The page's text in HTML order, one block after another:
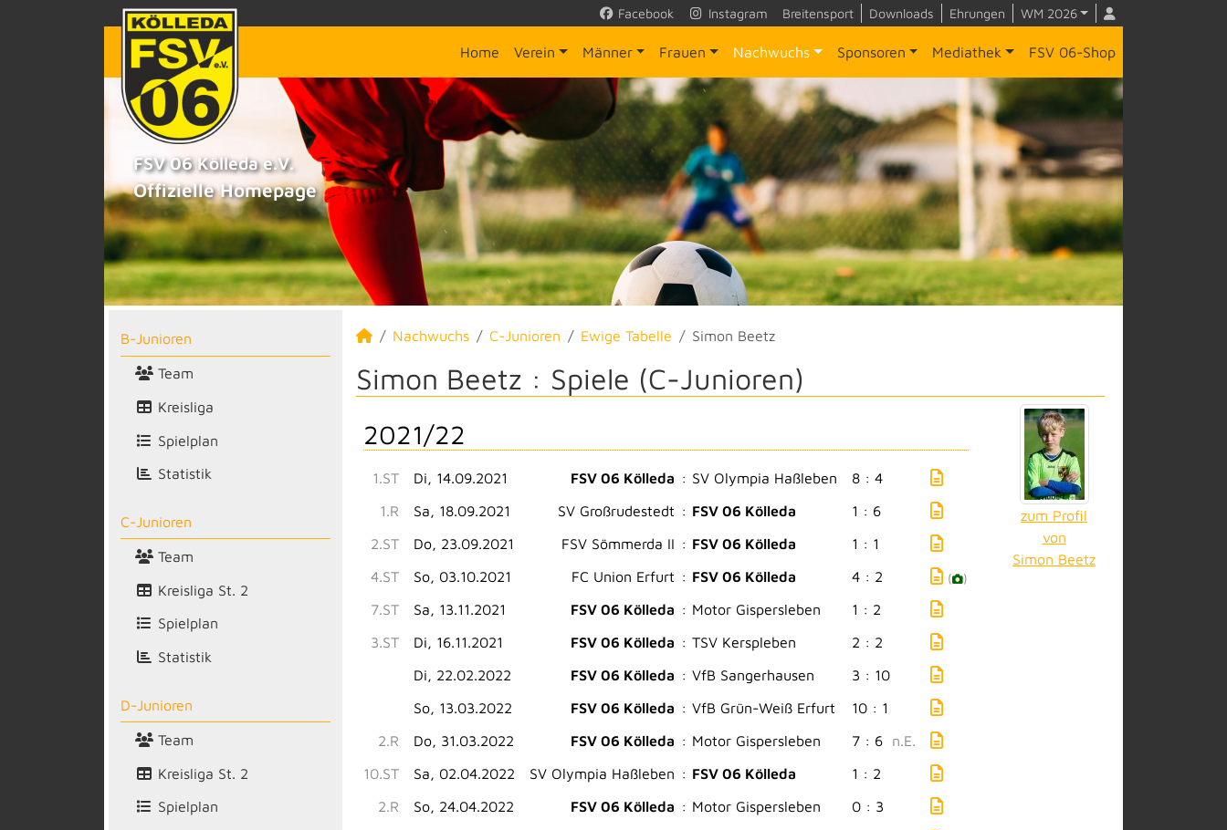
Facebook Instagram Breitensport Downloads Ehrungen WM 2026
Home Verein Männer Frauen Nachwuchs Sponsoren Mediathek FSV 06-Shop
FSV 06 Kölleda e.V.
Offizielle Homepage
B-Junioren
Team
Kreisliga
Spielplan
Statistik
C-Junioren
Team
Kreisliga St. 2
Spielplan
Statistik
D-Junioren
Team
Kreisliga St. 2
Spielplan
Nachwuchs C-Junioren Ewige Tabelle Simon Beetz
Simon Beetz : Spiele (C-Junioren)
zum Profil
von
Simon Beetz
2021/22
1.ST Di, 14.09.2021 FSV 06 Kölleda : SV Olympia Haßleben
8 : 4
1.R
Sa, 18.09.2021 SV Großrudestedt : FSV 06 Kölleda
1 : 6
2.ST
Do, 23.09.2021 FSV Sömmerda II : FSV 06 Kölleda
1 : 1
4.ST
So, 03.10.2021 FC Union Erfurt : FSV 06 Kölleda 4 : 2 ( )
7.ST Sa, 13.11.2021 FSV 06 Kölleda : Motor Gispersleben
1 : 2
3.ST
Di, 16.11.2021 FSV 06 Kölleda : TSV Kerspleben
2 : 2
Di, 22.02.2022
FSV 06 Kölleda : VfB Sangerhausen
3 : 10
So, 13.03.2022
FSV 06 Kölleda : VfB Grün-Weiß Erfurt
10 : 1
2.R
Do, 31.03.2022 FSV 06 Kölleda : Motor Gispersleben 7 : 6 n.E.
10.ST
Sa, 02.04.2022 SV Olympia Haßleben : FSV 06 Kölleda
1 : 2
2.R
So, 24.04.2022 FSV 06 Kölleda : Motor Gispersleben
0 : 3